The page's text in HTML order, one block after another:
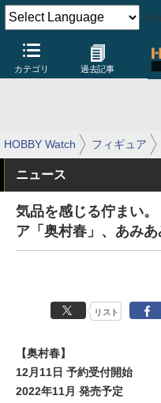
カテゴリ 過去記事
HOBBY Watch フィギュア
ニュース
気品を感じる佇まい
ア「奥村春」、あみ
リスト
【奥村春】
12月11日 予約受付開始
2022年11月 発売予定